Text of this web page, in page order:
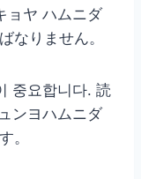
ョヤ ハムニダ
なりません。
중요합니다. 読
ンヨハムニダ
。